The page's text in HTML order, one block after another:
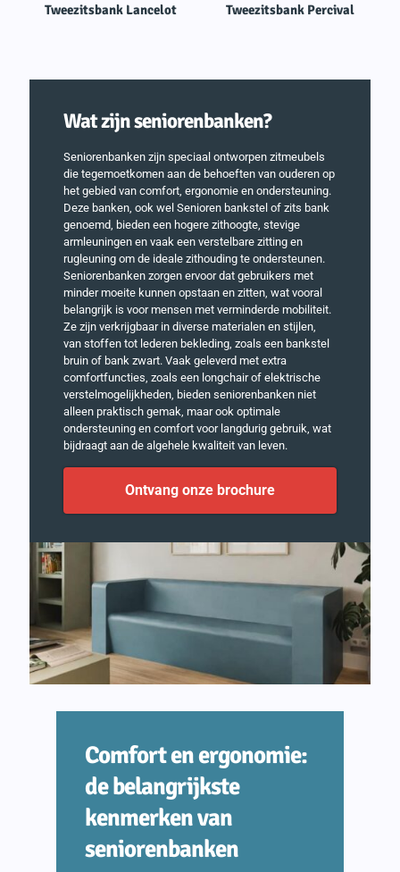
Tweezitsbank Lancelot Tweezitsbank Percival
Wat zijn seniorenbanken?
Seniorenbanken zijn speciaal ontworpen zitmeubels
die tegemoetkomen aan de behoeften van ouderen op
het gebied van comfort, ergonomie en ondersteuning.
Deze banken, ook wel Senioren bankstel of zits bank
genoemd, bieden een hogere zithoogte, stevige
armleuningen en vaak een verstelbare zitting en
rugleuning om de ideale zithouding te ondersteunen.
Seniorenbanken zorgen ervoor dat gebruikers met
minder moeite kunnen opstaan en zitten, wat vooral
belangrijk is voor mensen met verminderde mobiliteit.
Ze zijn verkrijgbaar in diverse materialen en stijlen,
van stoffen tot lederen bekleding, zoals een bankstel
bruin of bank zwart. Vaak geleverd met extra
comfortfuncties, zoals een longchair of elektrische
verstelmogelijkheden, bieden seniorenbanken niet
alleen praktisch gemak, maar ook optimale
ondersteuning en comfort voor langdurig gebruik, wat
bijdraagt aan de algehele kwaliteit van leven.
Ontvang onze brochure
Comfort en ergonomie:
de belangrijkste
kenmerken van
seniorenbanken